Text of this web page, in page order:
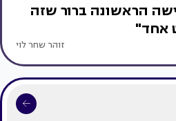
הראשונה ברור שזה
אחד"
זוהר שחר לוי